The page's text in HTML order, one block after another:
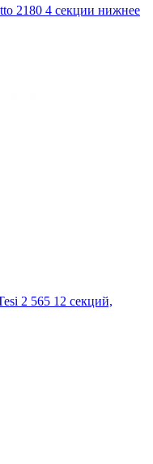
2180 4 секции нижнее
2 565 12 секций,